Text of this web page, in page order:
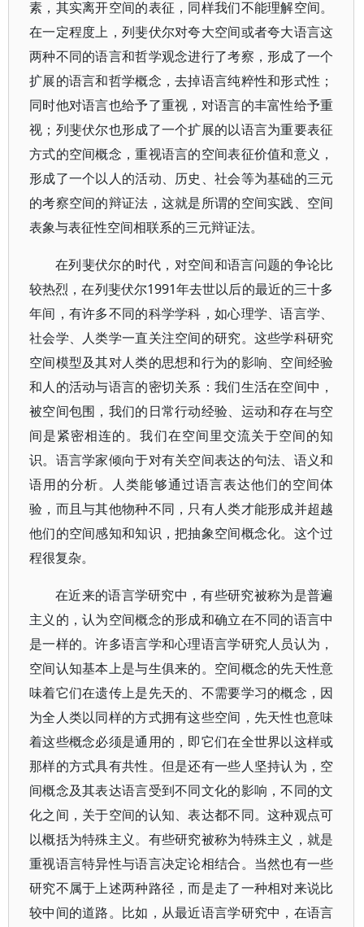
素，其实离开空间的表征，同样我们不能理解空间。
在一定程度上，列斐伏尔对夸大空间或者夸大语言这
两种不同的语言和哲学观念进行了考察，形成了一个
扩展的语言和哲学概念，去掉语言纯粹性和形式性；
同时他对语言也给予了重视，对语言的丰富性给予重
视；列斐伏尔也形成了一个扩展的以语言为重要表征
方式的空间概念，重视语言的空间表征价值和意义，
形成了一个以人的活动、历史、社会等为基础的三元
的考察空间的辩证法，这就是所谓的空间实践、空间
表象与表征性空间相联系的三元辩证法。
在列斐伏尔的时代，对空间和语言问题的争论比
较热烈，在列斐伏尔1991年去世以后的最近的三十多
年间，有许多不同的科学学科，如心理学、语言学、
社会学、人类学一直关注空间的研究。这些学科研究
空间模型及其对人类的思想和行为的影响、空间经验
和人的活动与语言的密切关系：我们生活在空间中，
被空间包围，我们的日常行动经验、运动和存在与空
间是紧密相连的。我们在空间里交流关于空间的知
识。语言学家倾向于对有关空间表达的句法、语义和
语用的分析。人类能够通过语言表达他们的空间体
验，而且与其他物种不同，只有人类才能形成并超越
他们的空间感知和知识，把抽象空间概念化。这个过
程很复杂。
在近来的语言学研究中，有些研究被称为是普遍
主义的，认为空间概念的形成和确立在不同的语言中
是一样的。许多语言学和心理语言学研究人员认为，
空间认知基本上是与生俱来的。空间概念的先天性意
味着它们在遗传上是先天的、不需要学习的概念，因
为全人类以同样的方式拥有这些空间，先天性也意味
着这些概念必须是通用的，即它们在全世界以这样或
那样的方式具有共性。但是还有一些人坚持认为，空
间概念及其表达语言受到不同文化的影响，不同的文
化之间，关于空间的认知、表达都不同。这种观点可
以概括为特殊主义。有些研究被称为特殊主义，就是
重视语言特异性与语言决定论相结合。当然也有一些
研究不属于上述两种路径，而是走了一种相对来说比
较中间的道路。比如，从最近语言学研究中，在语言